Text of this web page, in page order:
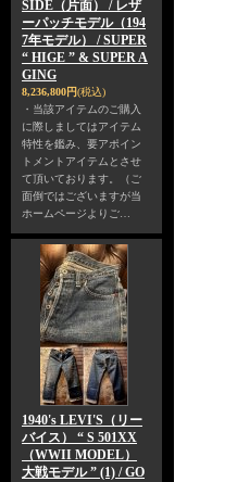
SIDE（片面） / レザ
ーパッチモデル（194
7年モデル） / SUPER
“ HIGE ” & SUPER A
GING
8,236,800円(税込)
・当該アイテムのご購入
に際しましてはアイテム
特性を鑑み、要アポイン
トメントアイテムとさせ
て頂いております。（ご
面倒ではございますが当
ホームページよりご…
1940's LEVI'S（リー
バイス） “ S 501XX
（WWII MODEL）
大戦モデル ” (1) / GO